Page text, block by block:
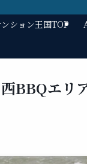
ンション王国TOP
BBQエリ